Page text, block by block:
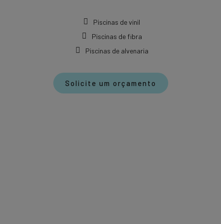
Piscinas de vinil
Piscinas de fibra
Piscinas de alvenaria
Solicite um orçamento